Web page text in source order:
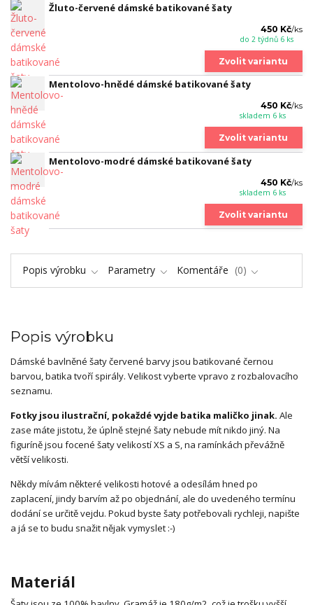
Žluto-červené dámské batikované šaty
450 Kč/ks
do 2 týdnů 6 ks
Zvolit variantu
Mentolovo-hnědé dámské batikované šaty
450 Kč/ks
skladem 6 ks
Zvolit variantu
Mentolovo-modré dámské batikované šaty
450 Kč/ks
skladem 6 ks
Zvolit variantu
Popis výrobku Parametry Komentáře 0
Popis výrobku
Dámské bavlněné šaty červené barvy jsou batikované černou
barvou, batika tvoří spirály. Velikost vyberte vpravo z rozbalovacího
seznamu.
Fotky jsou ilustrační, pokaždé vyjde batika maličko jinak. Ale
zase máte jistotu, že úplně stejné šaty nebude mít nikdo jiný. Na
figuríně jsou focené šaty velikostí XS a S, na ramínkách převážně
větší velikosti.
Někdy mívám některé velikosti hotové a odesílám hned po
zaplacení, jindy barvím až po objednání, ale do uvedeného termínu
dodání se určitě vejdu. Pokud byste šaty potřebovali rychleji, napište
a já se to budu snažit nějak vymyslet :-)
Materiál